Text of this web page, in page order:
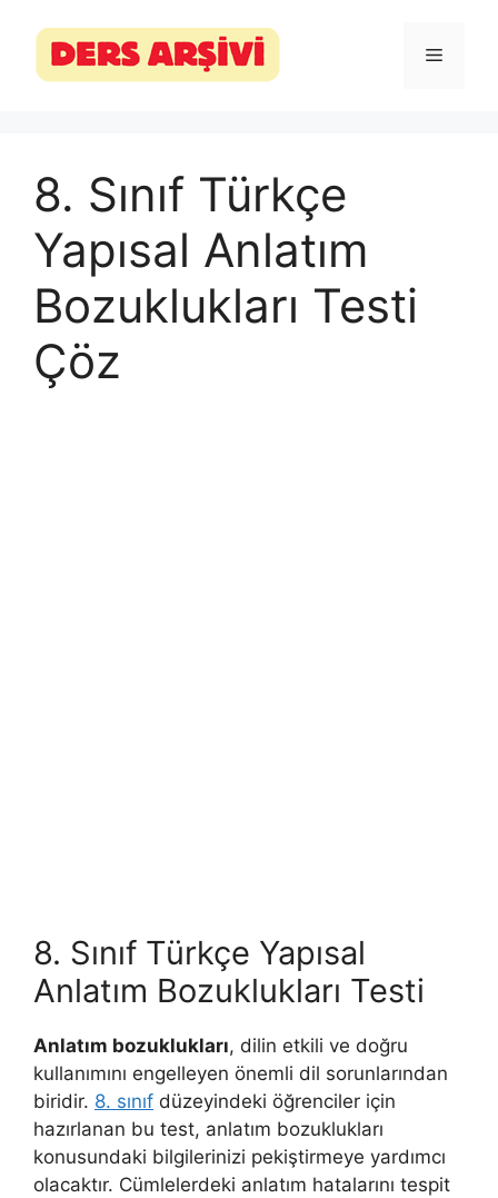
Menü
8. Sınıf Türkçe
Yapısal Anlatım
Bozuklukları Testi
Çöz
8. Sınıf Türkçe Yapısal
Anlatım Bozuklukları Testi
Anlatım bozuklukları, dilin etkili ve doğru
kullanımını engelleyen önemli dil sorunlarından
biridir. 8. sınıf düzeyindeki öğrenciler için
hazırlanan bu test, anlatım bozuklukları
konusundaki bilgilerinizi pekiştirmeye yardımcı
olacaktır. Cümlelerdeki anlatım hatalarını tespit